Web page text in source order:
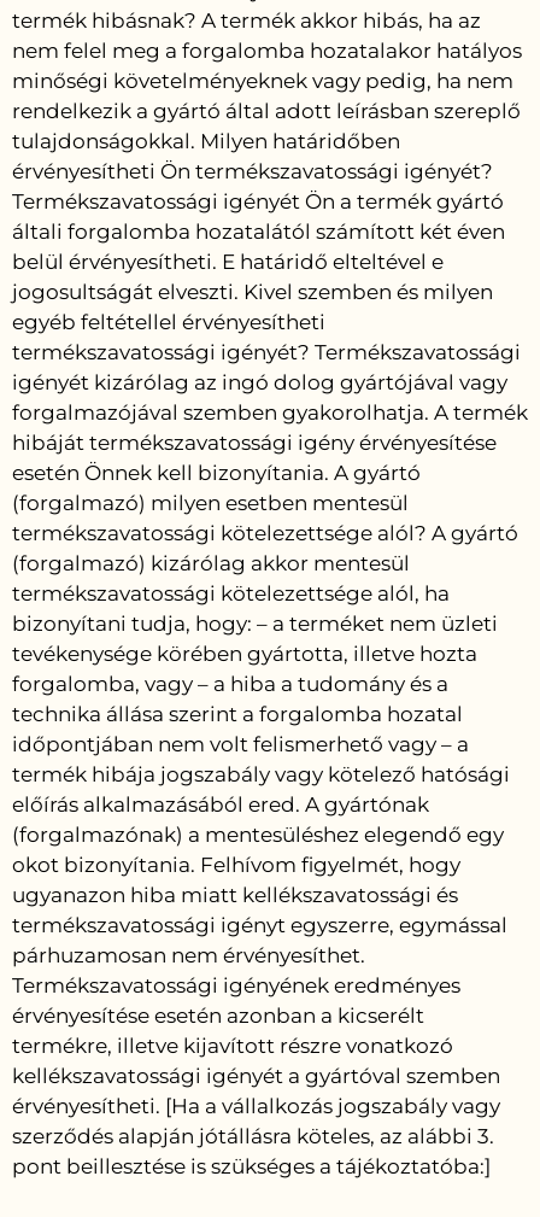
termék hibásnak? A termék akkor hibás, ha az
nem felel meg a forgalomba hozatalakor hatályos
minőségi követelményeknek vagy pedig, ha nem
rendelkezik a gyártó által adott leírásban szereplő
tulajdonságokkal. Milyen határidőben
érvényesítheti Ön termékszavatossági igényét?
Termékszavatossági igényét Ön a termék gyártó
általi forgalomba hozatalától számított két éven
belül érvényesítheti. E határidő elteltével e
jogosultságát elveszti. Kivel szemben és milyen
egyéb feltétellel érvényesítheti
termékszavatossági igényét? Termékszavatossági
igényét kizárólag az ingó dolog gyártójával vagy
forgalmazójával szemben gyakorolhatja. A termék
hibáját termékszavatossági igény érvényesítése
esetén Önnek kell bizonyítania. A gyártó
(forgalmazó) milyen esetben mentesül
termékszavatossági kötelezettsége alól? A gyártó
(forgalmazó) kizárólag akkor mentesül
termékszavatossági kötelezettsége alól, ha
bizonyítani tudja, hogy: – a terméket nem üzleti
tevékenysége körében gyártotta, illetve hozta
forgalomba, vagy – a hiba a tudomány és a
technika állása szerint a forgalomba hozatal
időpontjában nem volt felismerhető vagy – a
termék hibája jogszabály vagy kötelező hatósági
előírás alkalmazásából ered. A gyártónak
(forgalmazónak) a mentesüléshez elegendő egy
okot bizonyítania. Felhívom figyelmét, hogy
ugyanazon hiba miatt kellékszavatossági és
termékszavatossági igényt egyszerre, egymással
párhuzamosan nem érvényesíthet.
Termékszavatossági igényének eredményes
érvényesítése esetén azonban a kicserélt
termékre, illetve kijavított részre vonatkozó
kellékszavatossági igényét a gyártóval szemben
érvényesítheti. [Ha a vállalkozás jogszabály vagy
szerződés alapján jótállásra köteles, az alábbi 3.
pont beillesztése is szükséges a tájékoztatóba:]